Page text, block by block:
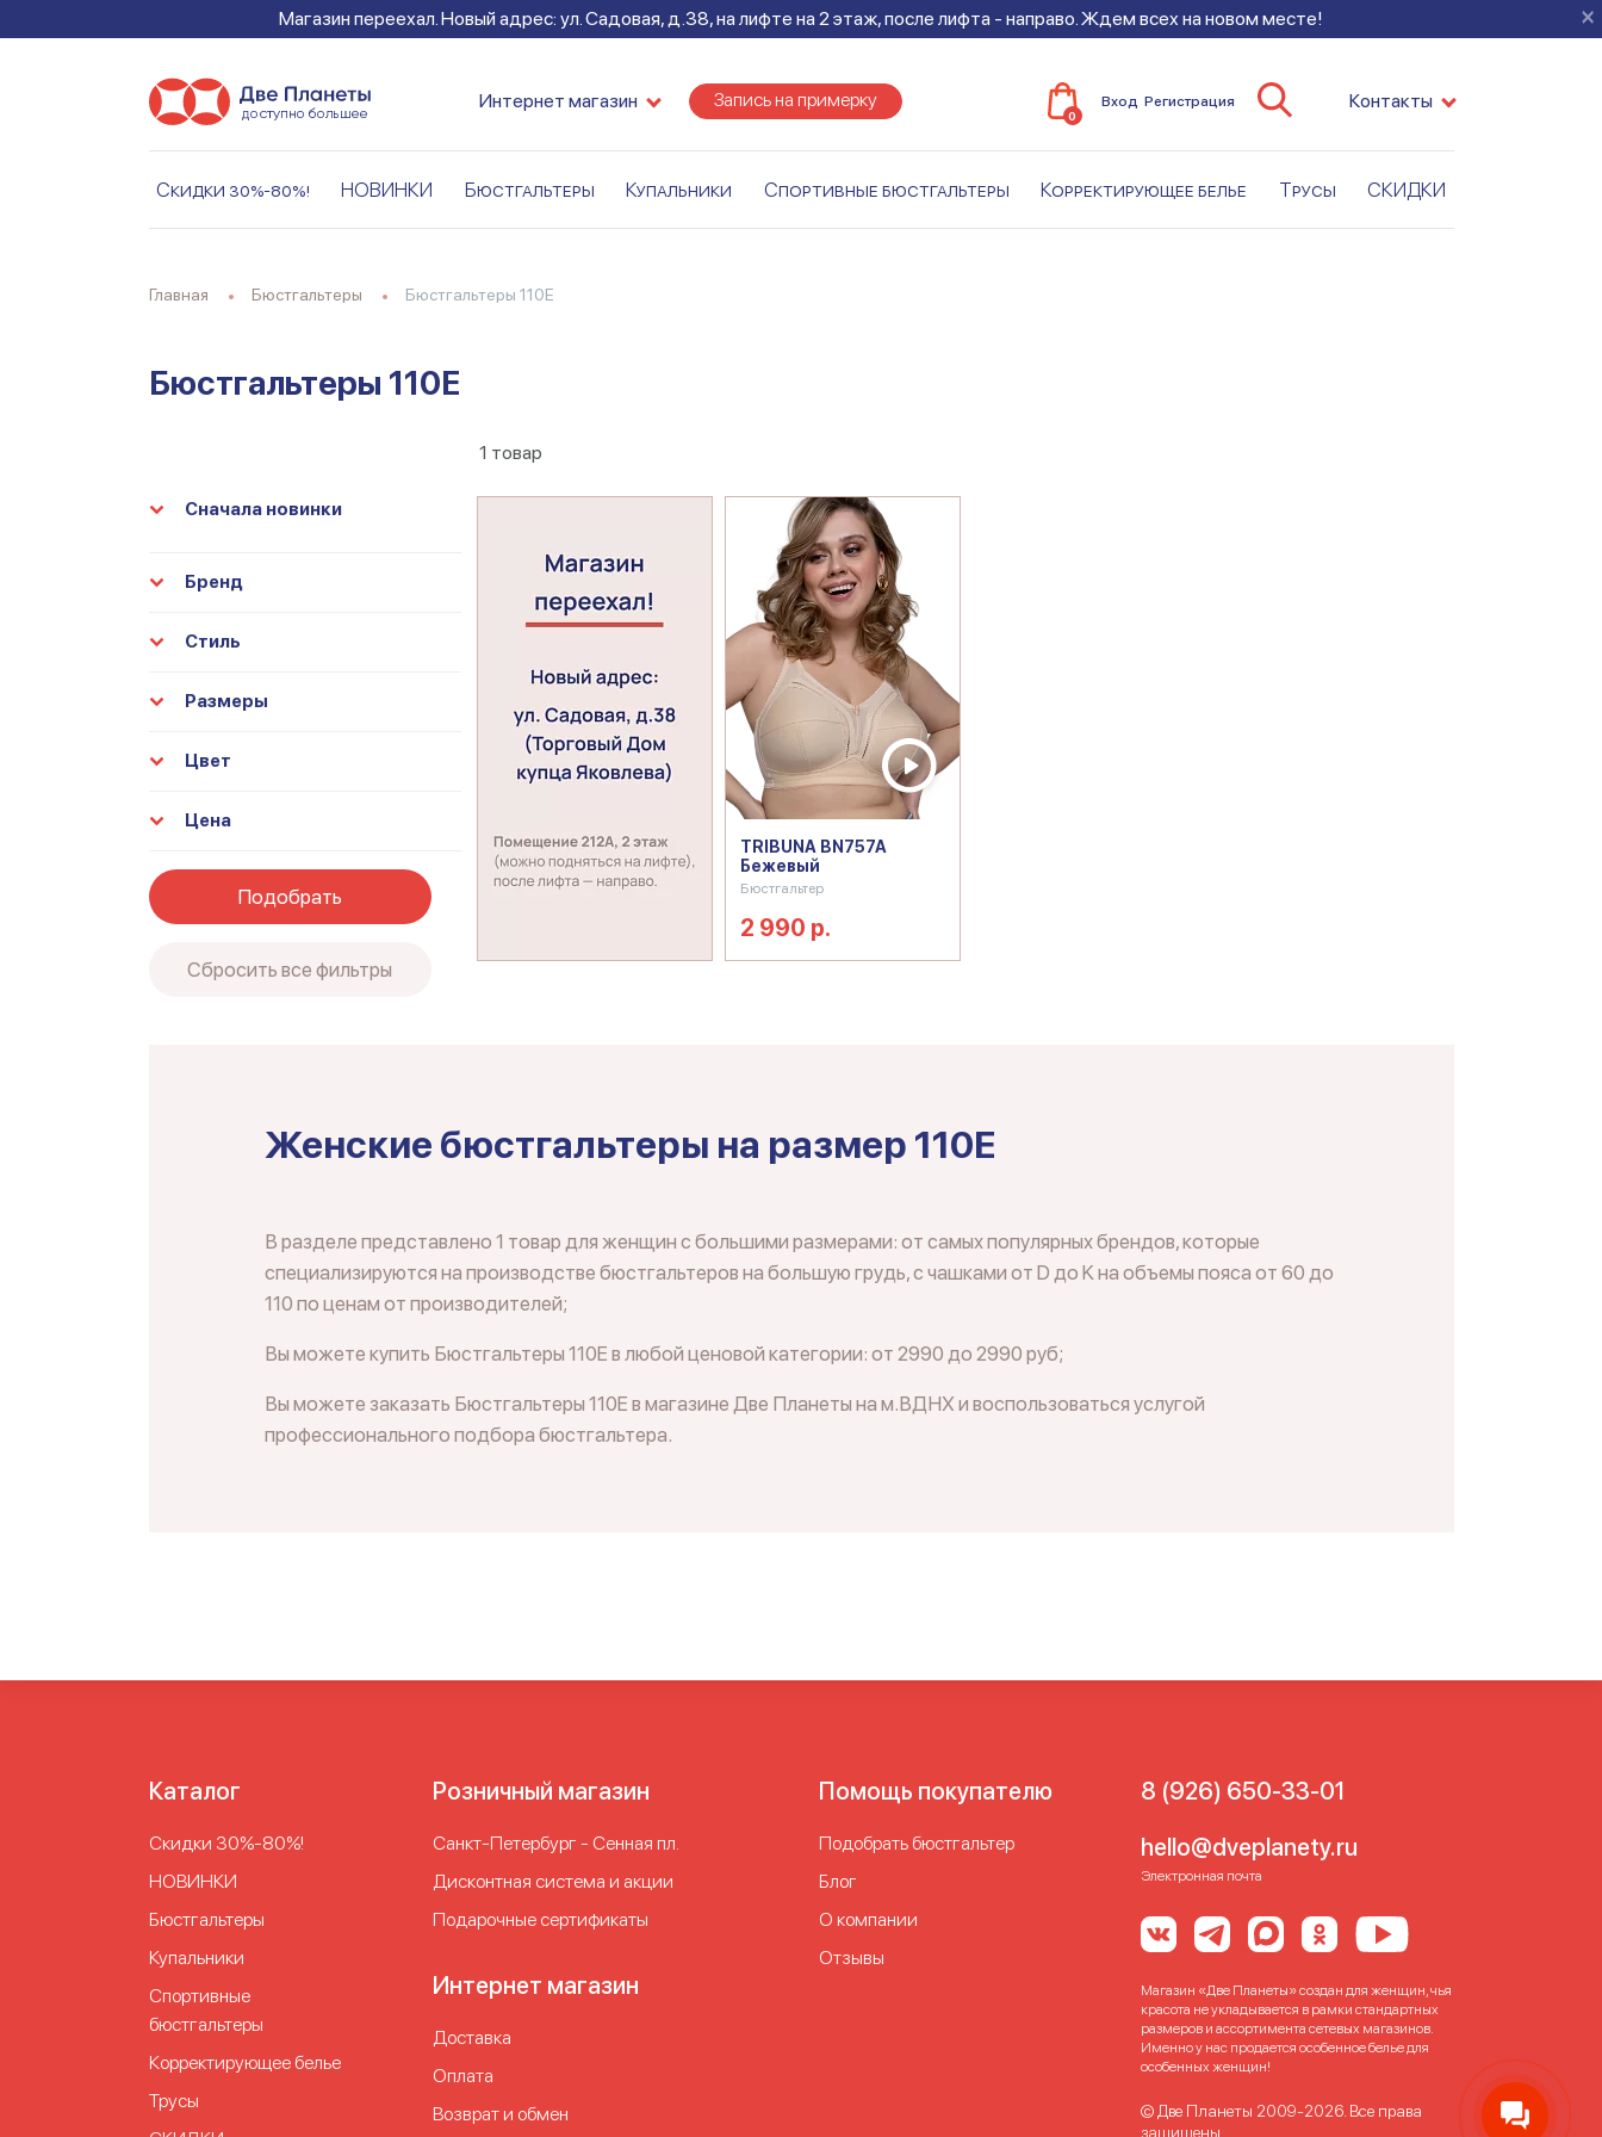
×
Магазин переехал. Новый адрес: ул. Садовая, д.38, на лифте на 2 этаж, после лифта - направо. Ждем всех на новом месте!
Интернет магазин Запись на примерку
0
Вход Регистрация Контакты
Скидки 30%-80%! НОВИНКИ Бюстгальтеры Купальники Спортивные бюстгальтеры Корректирующее белье Трусы СКИДКИ
Главная Бюстгальтеры Бюстгальтеры 110E
Бюстгальтеры 110E
Сначала новинки
Бренд
Стиль
Размеры
Цвет
Цена
Подобрать
Сбросить все фильтры
1 товар
TRIBUNA BN757A
Бежевый
Бюстгальтер
2 990 р.
Женские бюстгальтеры на размер 110E
В разделе представлено 1 товар для женщин с большими размерами: от самых популярных брендов, которые
специализируются на производстве бюстгальтеров на большую грудь, с чашками от D до K на объемы пояса от 60 до
110 по ценам от производителей;
Вы можете купить Бюстгальтеры 110E в любой ценовой категории: от 2990 до 2990 руб;
Вы можете заказать Бюстгальтеры 110E в магазине Две Планеты на м.ВДНХ и воспользоваться услугой
профессионального подбора бюстгальтера.
Каталог
Скидки 30%-80%!
НОВИНКИ
Бюстгальтеры
Купальники
Спортивные
бюстгальтеры
Корректирующее белье
Трусы
Розничный магазин
Cанкт-Петербург - Сенная пл.
Дисконтная система и акции
Подарочные сертификаты
Интернет магазин
Доставка
Оплата
Возврат и обмен
Помощь покупателю
Подобрать бюстгальтер
Блог
О компании
Отзывы
8 (926) 650-33-01
hello@dveplanety.ru
Электронная почта
Магазин «Две Планеты» создан для женщин, чья
красота не укладывается в рамки стандартных
размеров и ассортимента сетевых магазинов.
Именно у нас продается особенное белье для
особенных женщин!
© Две Планеты 2009-2026. Все права
защищены.